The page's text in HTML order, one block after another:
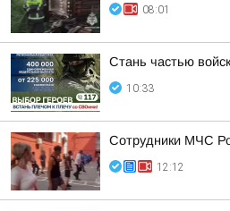
08:01
Стань частью
10:33
Сотрудники МЧС
12:12